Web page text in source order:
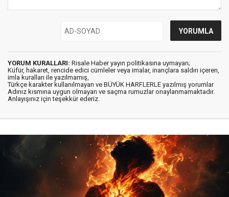
YORUM KURALLARI: Risale Haber yayın politikasına uymayan;
Küfür, hakaret, rencide edici cümleler veya imalar, inançlara saldırı içeren,
imla kuralları ile yazılmamış,
Türkçe karakter kullanılmayan ve BÜYÜK HARFLERLE yazılmış yorumlar
Adınız kısmına uygun olmayan ve saçma rumuzlar onaylanmamaktadır.
Anlayışınız için teşekkür ederiz.